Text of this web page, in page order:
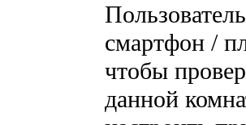
смартфон /
чтобы
данной